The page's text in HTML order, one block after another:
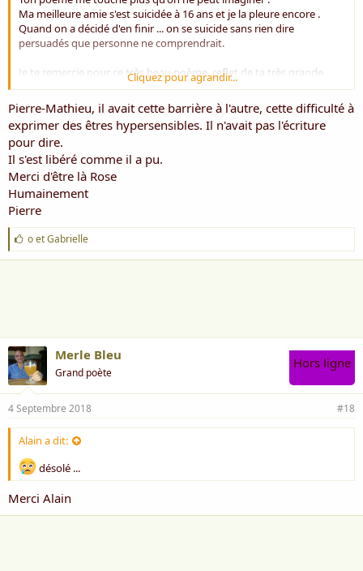
Ma meilleure amie s'est suicidée à 16 ans et je la pleure encore .
Quand on a décidé d'en finir ... on se suicide sans rien dire
persuadés que personne ne comprendrait.
Je te remercie pour ce très beau poème, reflet de ta très grande
sensibilité
Poétiquement et dans l'émotion
Rose ***
Cliquez pour agrandir...
Pierre-Mathieu, il avait cette barrière à l'autre, cette difficulté à
exprimer des êtres hypersensibles. Il n'avait pas l'écriture
pour dire.
Il s'est libéré comme il a pu.
Merci d'être là Rose
Humainement
Pierre
J
'
a
oetGabrielle
Merle Bleu
Grand poète
Hors ligne
4 Septembre 2018 #18
Alain a dit:
désolé ...
Merci Alain